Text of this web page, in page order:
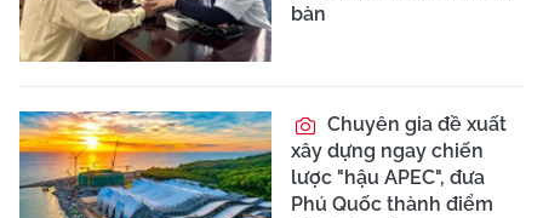
bàn
Chuyên gia đề xuất
xây dựng ngay chiến
lược "hậu APEC", đưa
Phú Quốc thành điểm